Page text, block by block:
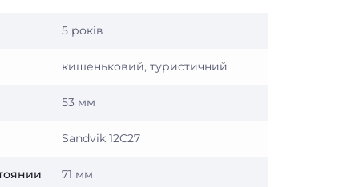
5 років
кишеньковий, туристичний
53 мм
Sandvik 12C27
71 мм